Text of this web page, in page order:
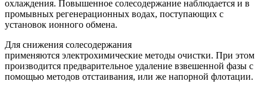
охлаждения. Повышенное солесодержание наблюдается и в
промывных регенерационных водах, поступающих с
установок ионного обмена.
Для снижения солесодержания
применяются электрохимические методы очистки. При этом
производится предварительное удаление взвешенной фазы с
помощью методов отстаивания, или же напорной флотации.